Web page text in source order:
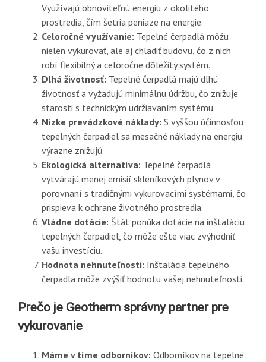
Využívajú obnoviteľnú energiu z okolitého
prostredia, čím šetria peniaze na energie.
Celoročné využívanie: Tepelné čerpadlá môžu
nielen vykurovať, ale aj chladiť budovu, čo z nich
robí flexibilný a celoročne dôležitý systém.
Dlhá životnosť: Tepelné čerpadlá majú dlhú
životnosť a vyžadujú minimálnu údržbu, čo znižuje
starosti s technickým udržiavaním systému.
Nízke prevádzkové náklady: S vyššou účinnosťou
tepelných čerpadiel sa mesačné náklady na energiu
výrazne znižujú.
Ekologická alternatíva: Tepelné čerpadlá
vytvárajú menej emisií skleníkových plynov v
porovnaní s tradičnými vykurovacími systémami, čo
prispieva k ochrane životného prostredia.
Vládne dotácie: Štát ponúka dotácie na inštaláciu
tepelných čerpadiel, čo môže ešte viac zvýhodniť
vašu investíciu.
Hodnota nehnuteľnosti: Inštalácia tepelného
čerpadla môže zvýšiť hodnotu vašej nehnuteľnosti.
Prečo je Geotherm správny partner pre
vykurovanie
Máme v tíme odborníkov: Odborníkov na tepelné